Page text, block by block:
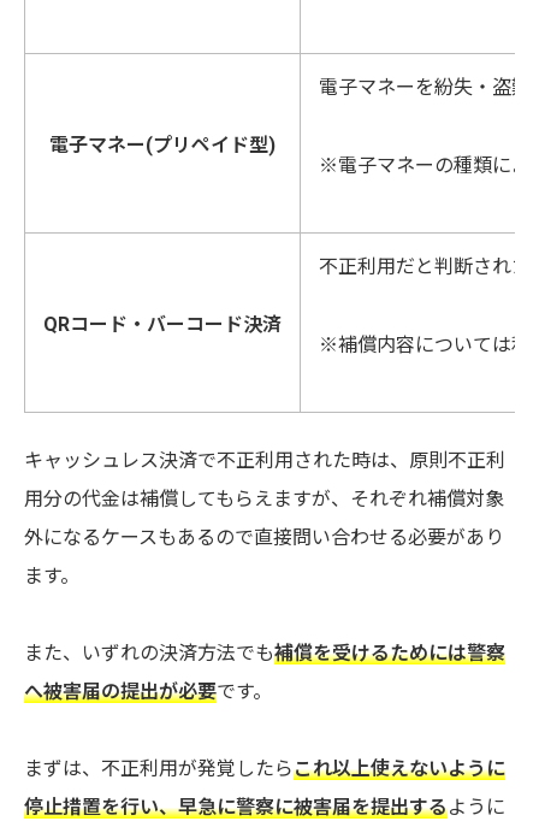
電子マネー(プリペイド型)
電子マネーを紛失・盗
※電子マネーの種類によ
QRコード・バーコード決済
不正利用だと判断され
※補償内容については利
キャッシュレス決済で不正利用された時は、原則不正利
用分の代金は補償してもらえますが、それぞれ補償対象
外になるケースもあるので直接問い合わせる必要があり
ます。
また、いずれの決済方法でも補償を受けるためには警察
へ被害届の提出が必要です。
まずは、不正利用が発覚したらこれ以上使えないように
停止措置を行い、早急に警察に被害届を提出するように